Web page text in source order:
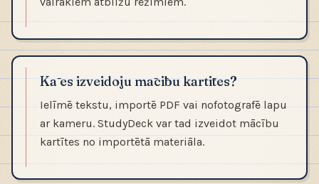
Kā es izveidoju mācību kartītes?
Ielīmē tekstu, importē PDF vai nofotografē lapu
ar kameru. StudyDeck var tad izveidot mācību
kartītes no importētā materiāla.